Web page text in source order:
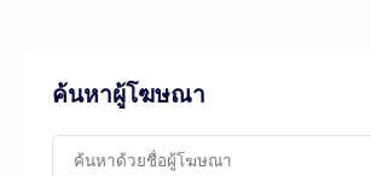
ค้นหาผู้โฆษณา